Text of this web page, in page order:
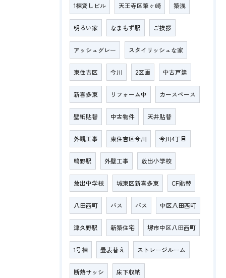
1棟貸しビル 天王寺区筆ヶ崎 築浅
明るい家 なまもず駅 ご挨拶
アッシュグレー スタイリッシュな家
東住吉区 今川 2区画 中古戸建
新喜多東 リフォーム中 カースペース
壁紙貼替 中古物件 天井貼替
外観工事 東住吉区今川 今川4丁目
鴫野駅 外壁工事 放出小学校
放出中学校 城東区新喜多東 CF貼替
八田西町 バス バス 中区八田西町
津久野駅 新築住宅 堺市中区八田西町
1号棟 畳表替え ストレージルーム
断熱サッシ 床下収納